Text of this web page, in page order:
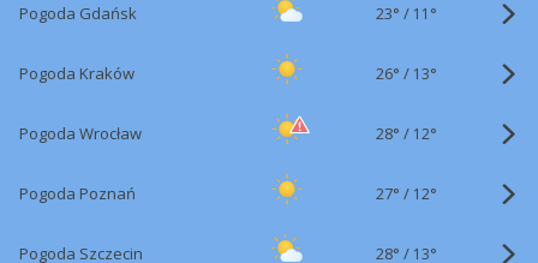
Pogoda Gdańsk 23° / 11°
Pogoda Kraków 26° / 13°
Pogoda Wrocław 28° / 12°
Pogoda Poznań 27° / 12°
Pogoda Szczecin 28° / 13°